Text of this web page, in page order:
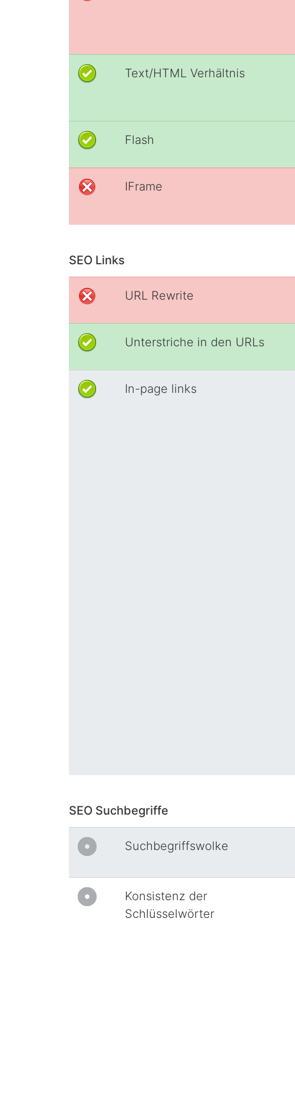
Text/HTML Verhältnis
Flash
IFrame
SEO Links
URL Rewrite
Unterstriche in den URLs
In-page links
SEO Suchbegriffe
Suchbegriffswolke
Konsistenz der
Schlüsselwörter